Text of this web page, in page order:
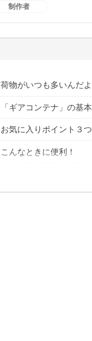
制作者
荷物がいつも多いんだ
ゼロポイントって？
「ギアコンテナ」の基
お気に入りポイント３つ
1｜とにかく軽い216g
4｜ザッと荷物の出し
こんなときに便利！
2｜仕事で